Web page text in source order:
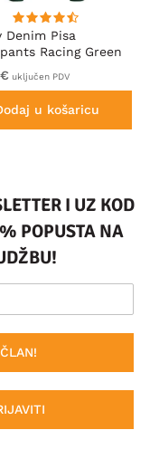
Denim Pisa
Racing Green
uključen PDV
u košaricu
I UZ KOD
POPUSTA NA